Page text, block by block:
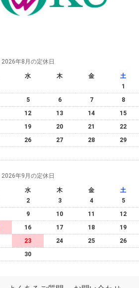
2026年8月の定休日
水 木 金
土
1
5 6 7
8
12 13 14
15
19 20 21
22
26 27 28
29
2026年9月の定休日
水 木 金
土
2 3 4
5
9 10 11
12
16 17 18
19
23 24 25
26
30